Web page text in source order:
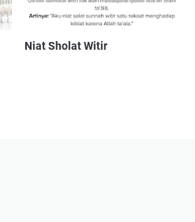
Niat Sholat Witir